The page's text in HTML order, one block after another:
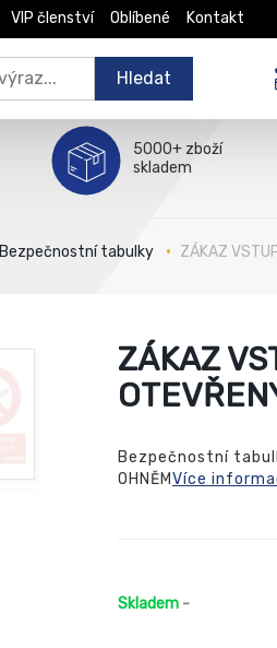
VIP členství Oblíbené Kontakt
Hledat
5000+ zboží
skladem
Bezpečnostní tabulky ZÁKAZ
ZÁKAZ
Bezpečnostní
OHNĚMVíce
Skladem -